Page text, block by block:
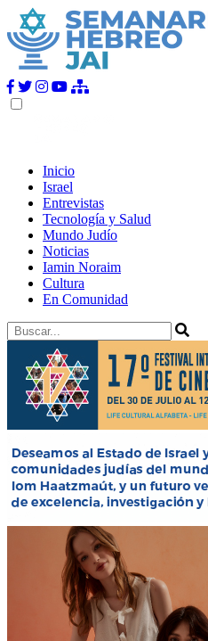
Inicio
Israel
Entrevistas
Tecnología y Salud
Mundo Judío
Noticias
Iamin Noraim
Cultura
En Comunidad